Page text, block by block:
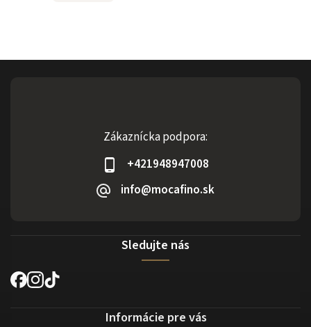
Zákaznícka podpora:
+421948947008
info@mocafino.sk
Sledujte nás
Informácie pre vás